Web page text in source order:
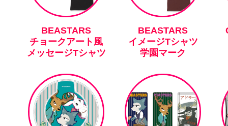
BEASTARS
チョークアート風
メッセージTシャツ
BEASTARS
イメージTシャツ
学園マーク